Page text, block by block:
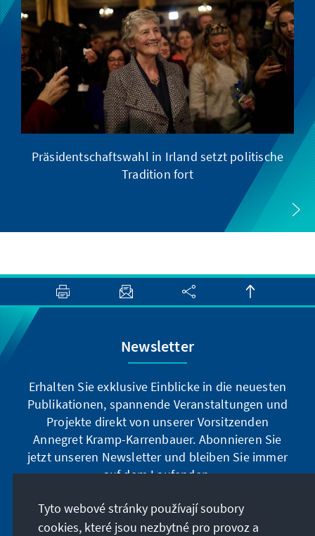
Präsidentschaftswahl in Irland setzt politische
Tradition fort
Newsletter
Erhalten Sie exklusive Einblicke in die neuesten
Publikationen, spannende Veranstaltungen und
Projekte direkt von unserer Vorsitzenden
Annegret Kramp-Karrenbauer. Abonnieren Sie
jetzt unseren Newsletter und bleiben Sie immer
auf dem Laufenden.
Jetzt abonnieren
Tyto webové stránky používají soubory
cookies, které jsou nezbytné pro provoz a